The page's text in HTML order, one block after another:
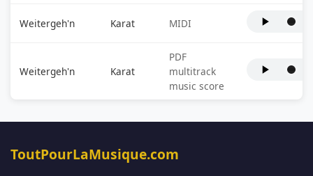
Weitergeh'n Karat MIDI
Weitergeh'n Karat
PDF
multitrack
music score
ToutPourLaMusique.com